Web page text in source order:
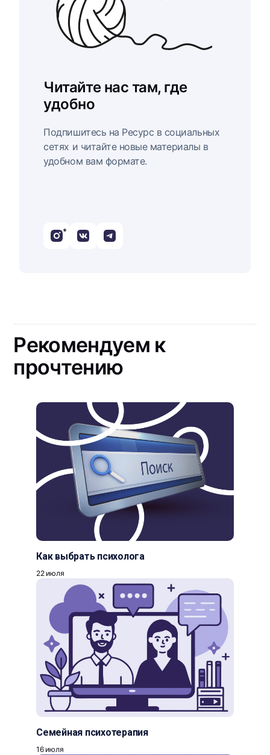
Читайте нас там, где
удобно
Подпишитесь на Ресурс в социальных
сетях и читайте новые материалы в
удобном вам формате.
*
Рекомендуем к
прочтению
Как выбрать психолога
22 июля
Семейная психотерапия
16 июля